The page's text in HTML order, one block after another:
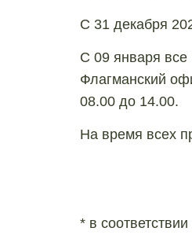
С 31 декабря
С 09 января
Флагманский
08.00 до 14.00.
На время всех
* в